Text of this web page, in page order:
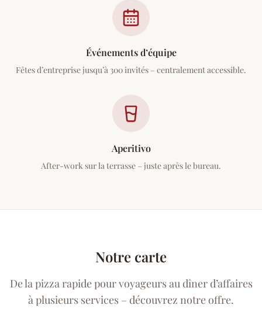
Événements d’équipe
Fêtes d’entreprise jusqu’à 300 invités – centralement accessible.
Aperitivo
After-work sur la terrasse – juste après le bureau.
Notre carte
De la pizza rapide pour voyageurs au dîner d’affaires
à plusieurs services – découvrez notre offre.